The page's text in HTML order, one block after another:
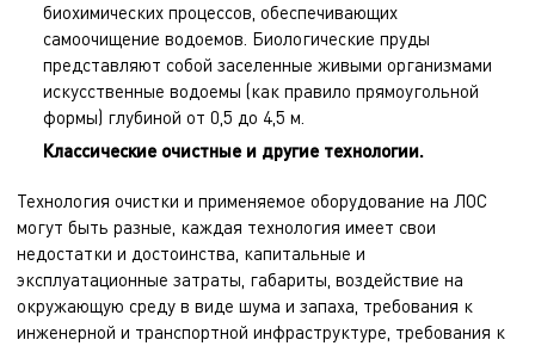
биохимических процессов, обеспечивающих
самоочищение водоемов. Биологические пруды
представляют собой заселенные живыми организмами
искусственные водоемы (как правило прямоугольной
формы) глубиной от 0,5 до 4,5 м.
Классические очистные и другие технологии.
Технология очистки и применяемое оборудование на ЛОС
могут быть разные, каждая технология имеет свои
недостатки и достоинства, капитальные и
эксплуатационные затраты, габариты, воздействие на
окружающую среду в виде шума и запаха, требования к
инженерной и транспортной инфраструктуре, требования к